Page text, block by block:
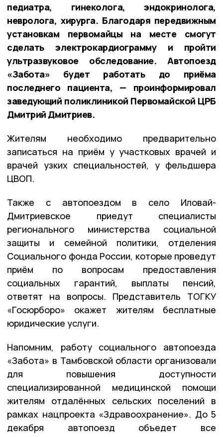
педиатра, гинеколога, эндокринолога,
невролога, хирурга. Благодаря передвижным
установкам первомайцы на месте смогут
сделать электрокардиограмму и пройти
ультразвуковое обследование. Автопоезд
«Забота» будет работать до приёма
последнего пациента, — проинформировал
заведующий поликлиникой Первомайской ЦРБ
Дмитрий Дмитриев.
Жителям необходимо предварительно
записаться на приём у участковых врачей и
врачей узких специальностей, у фельдшера
ЦВОП.
Также с автопоездом в село Иловай-
Дмитриевское приедут специалисты
регионального министерства социальной
защиты и семейной политики, отделения
Социального фонда России, которые проведут
приём по вопросам предоставления
социальных гарантий, выплаты пенсий,
ответят на вопросы. Представитель ТОГКУ
«Госюрборо» окажет жителям бесплатные
юридические услуги.
Напомним, работу социального автопоезда
«Забота» в Тамбовской области организовали
для повышения доступности
специализированной медицинской помощи
жителям отдалённых сельских поселений в
рамках нацпроекта «Здравоохранение». До 5
декабря автопоезд объедет все